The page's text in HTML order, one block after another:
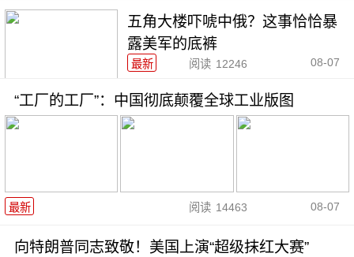
五角大楼吓唬中俄？这事恰恰暴
露美军的底裤
最新 阅读 12246 08-07
“工厂的工厂”：中国彻底颠覆全球工业版图
最新 阅读 14463 08-07
向特朗普同志致敬！美国上演“超级抹红大赛”